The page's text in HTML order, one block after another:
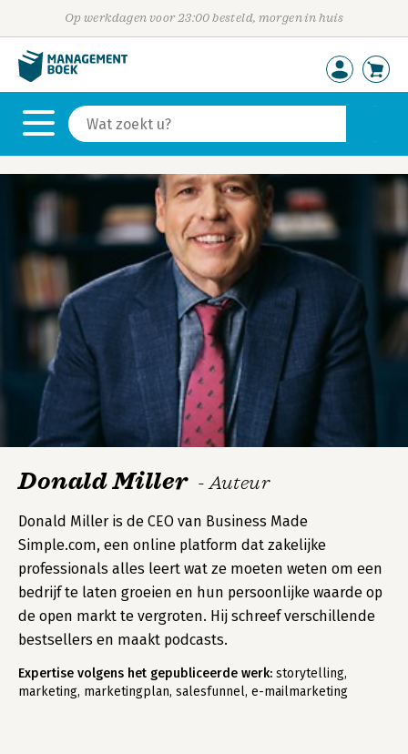
Op werkdagen voor 23:00 besteld, morgen in huis
Donald Miller - Auteur
Donald Miller is de CEO van Business Made
Simple.com, een online platform dat zakelijke
professionals alles leert wat ze moeten weten om een
bedrijf te laten groeien en hun persoonlijke waarde op
de open markt te vergroten. Hij schreef verschillende
bestsellers en maakt podcasts.
Expertise volgens het gepubliceerde werk: storytelling,
marketing, marketingplan, salesfunnel, e-mailmarketing